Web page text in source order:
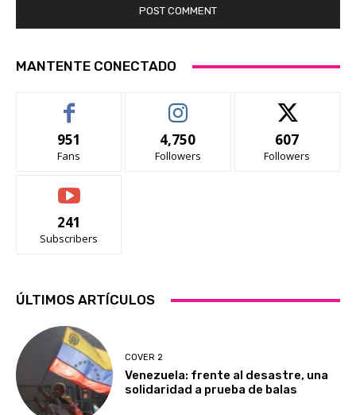
MANTENTE CONECTADO
951
Fans
4,750
Followers
607
Followers
241
Subscribers
ÚLTIMOS ARTÍCULOS
COVER 2
Venezuela: frente al desastre, una
solidaridad a prueba de balas